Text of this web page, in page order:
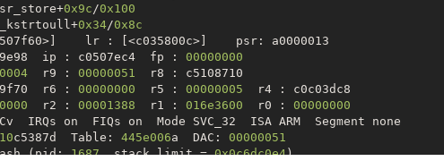
0x9c /0x100
0x34/0x8c
lr : [<c035800c>]    psr: a0000013
ip : c0507ec4  fp : 00000000
  r9 :
00000051
  r8 : c5108710
r6 : 00000000
  r5 :
00000005
  r4 : c0c03dc8
  r2 :
00001388
  r1 :
016e3600
  r0 :
00000000
IRQs on
  FIQs
on
  Mode SVC_32  ISA ARM  Segment none
10c5387d  Table: 445e006a  DAC: 00000051
(pid: 1687, stack limit = 0x0c6dc0e4)